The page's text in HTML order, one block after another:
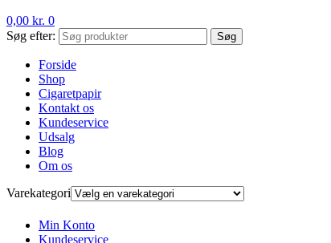
0,00 kr. 0
Søg efter:
Søg
Forside
Shop
Cigaretpapir
Kontakt os
Kundeservice
Udsalg
Blog
Om os
Varekategori
Min Konto
Kundeservice